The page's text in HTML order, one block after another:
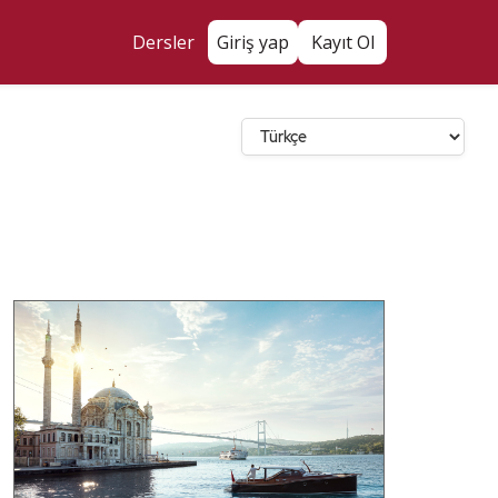
Dersler Giriş yap Kayıt Ol
Dil Seçin